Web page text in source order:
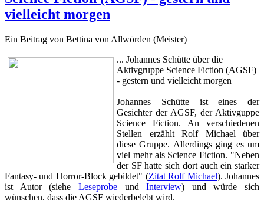
vielleicht morgen
Ein Beitrag von Bettina von Allwörden (Meister)
... Johannes Schütte über die
Aktivgruppe Science Fiction (AGSF)
- gestern und vielleicht morgen
Johannes Schütte ist eines der
Gesichter der AGSF, der Aktivguppe
Science Fiction. An verschiedenen
Stellen erzählt Rolf Michael über
diese Gruppe. Allerdings ging es um
viel mehr als Science Fiction. "Neben
der SF hatte sich dort auch ein starker
Fantasy- und Horror-Block gebildet" (Zitat Rolf Michael). Johannes
ist Autor (siehe LeseprobeundInterview) und würde sich
wünschen, dass die AGSF wiederbelebt wird.